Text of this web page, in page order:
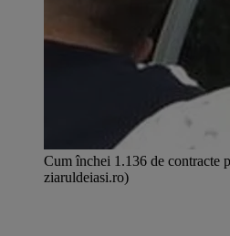
Cum închei 1.136 de contracte
ziaruldeiasi.ro)